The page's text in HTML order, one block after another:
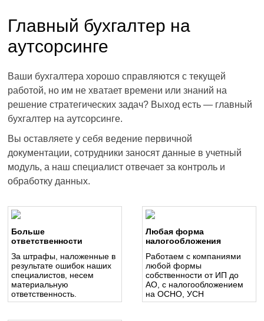
Главный бухгалтер на
аутсорсинге
Ваши бухгалтера хорошо справляются с текущей
работой, но им не хватает времени или знаний на
решение стратегических задач? Выход есть — главный
бухгалтер на аутсорсинге.
Вы оставляете у себя ведение первичной
документации, сотрудники заносят данные в учетный
модуль, а наш специалист отвечает за контроль и
обработку данных.
Больше
ответственности
За штрафы, наложенные в
результате ошибок наших
специалистов, несем
материальную
ответственность.
Любая форма
налогообложения
Работаем с компаниями
любой формы
собственности от ИП до
АО, с налогообложением
на ОСНО, УСН